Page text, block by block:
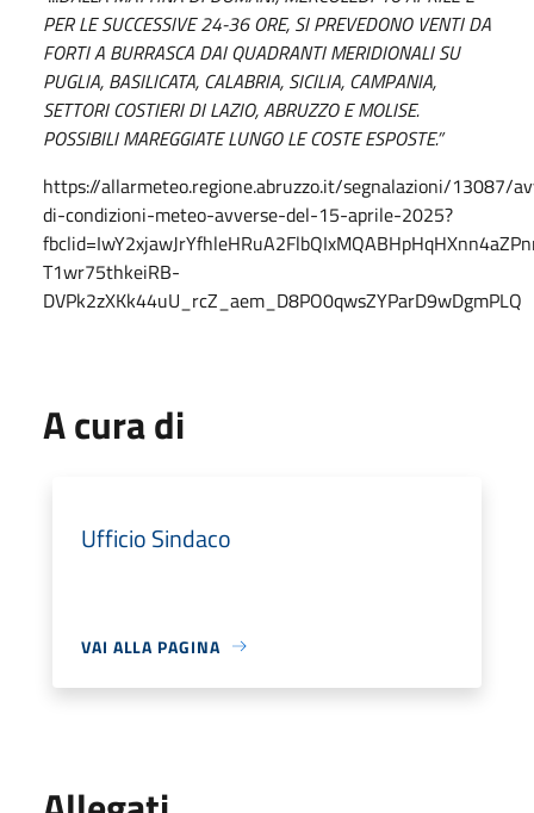
PER LE SUCCESSIVE 24-36 ORE, SI PREVEDONO VENTI DA
FORTI A BURRASCA DAI QUADRANTI MERIDIONALI SU
PUGLIA, BASILICATA, CALABRIA, SICILIA, CAMPANIA,
SETTORI COSTIERI DI LAZIO, ABRUZZO E MOLISE.
POSSIBILI MAREGGIATE LUNGO LE COSTE ESPOSTE.”
https://allarmeteo.regione.abruzzo.it/segnalazioni/13087/
di-condizioni-meteo-avverse-del-15-aprile-2025?
T1wr75thkeiRB-
DVPk2zXKk44uU_rcZ_aem_D8PO0qwsZYParD9wDgmPLQ
A cura di
Ufficio Sindaco
VAI ALLA PAGINA